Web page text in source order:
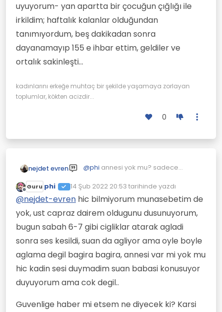
uyuyorum- yan apartta bir çocuğun çığlığı ile
irkildim; haftalık kalanlar olduğundan
tanımıyordum, beş dakikadan sonra
dayanamayıp 155 e ihbar ettim, geldiler ve
ortalık sakinleşti...
kadınlarını erkeğe muhtaç bir şekilde yaşamaya zorlayan
toplumlar, kökten acizdir...
0
nejdet evren @phi annesi yok mu? sadece
yoksa ağlam biçimi önemli olabilir;
buna dikkat etmelisin. ayrıca
komşun ile görüşüyorsan bir çay
içimlik uğramakta fayda var derim
dip not: bir keresinde gece yarısı -ki
geç uyuyorum- yan apartta bir
çocuğun çığlığı ile irkildim; haftalık
kalanlar olduğundan tanımıyordum,
beş dakikadan sonra dayanamayıp
155 e ihbar ettim, geldiler ve ortalık
sakinleşti...
Çevrimdışı
Guru phi 14 Şub 2022 20:53 tarihinde yazdı
Son düzenleyen:
@nejdet-evren hic bilmiyorum munasebetim de
yok, ust capraz dairem oldugunu dusunuyorum,
bugun sabah 6-7 gibi cigliklar atarak agladi
sonra ses kesildi, suan da agliyor ama oyle boyle
aglama degil bagira bagira, annesi var mi yok mu
hic kadin sesi duymadim suan babasi konusuyor
duyuyorum ama cok degil..
Guvenlige haber mi etsem ne diyecek ki? Karsi